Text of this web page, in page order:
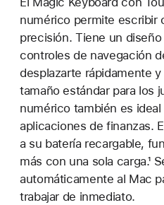
numérico permite escribir
precisión. Tiene un
controles de navegación
desplazarte rápidamente
tamaño estándar para los
numérico también es
aplicaciones de finanzas.
a su batería recargable,
más con una sola carga.¹
automáticamente al Mac
trabajar de inmediato.